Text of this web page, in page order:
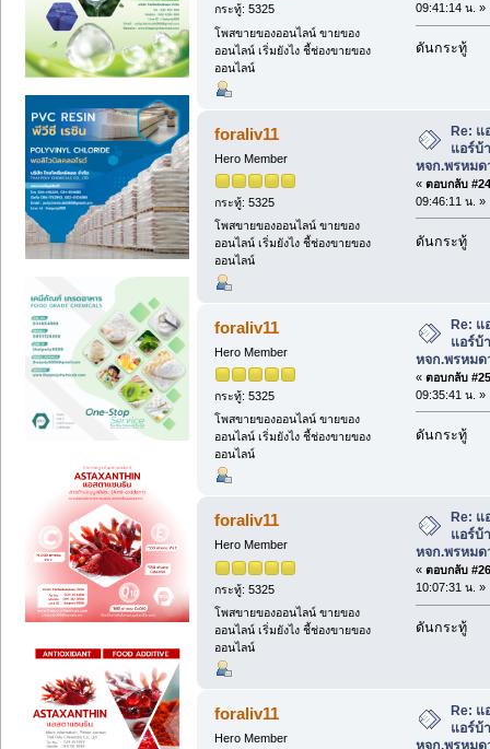
กระทู้: 5325
โพสขายของออนไลน์ ขายของ
ออนไลน์ เริ่มยังไง ชี้ช่องขายของ
ออนไลน์
09:41:14 น. »
ดันกระทู้
foraliv11
Hero Member
กระทู้: 5325
โพสขายของออนไลน์ ขายของ
ออนไลน์ เริ่มยังไง ชี้ช่องขายของ
ออนไลน์
Re:
แอร์บ้
หจก.พรหมด
« ตอบกลับ
09:46:11 น. »
ดันกระทู้
foraliv11
Hero Member
กระทู้: 5325
โพสขายของออนไลน์ ขายของ
ออนไลน์ เริ่มยังไง ชี้ช่องขายของ
ออนไลน์
Re: แ
แอร์บ้
หจก.พรหมด
« ตอบกลับ
09:35:41 น. »
ดันกระทู้
foraliv11
Hero Member
กระทู้: 5325
โพสขายของออนไลน์ ขายของ
ออนไลน์ เริ่มยังไง ชี้ช่องขายของ
ออนไลน์
Re:
แอร์บ้
หจก.พรหมด
« ตอบกลับ
10:07:31 น. »
ดันกระทู้
foraliv11
Hero Member
Re:
แอร์บ้
หจก.พรหมด